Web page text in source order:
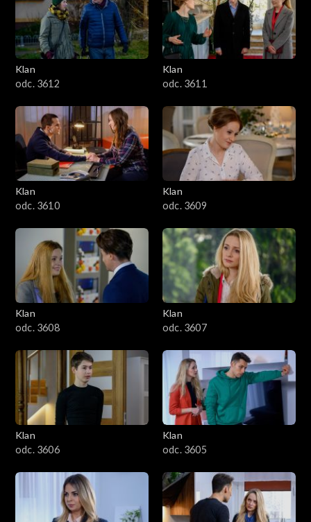
Klan
odc. 3612
Klan
odc. 3611
Klan
odc. 3610
Klan
odc. 3609
Klan
odc. 3608
Klan
odc. 3607
Klan
odc. 3606
Klan
odc. 3605